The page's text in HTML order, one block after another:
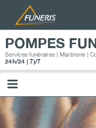
contenu
POMPES
Services funéraires | Marbrerie |
24h/24 | 7j/7